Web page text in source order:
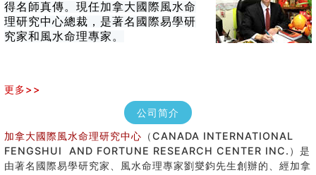
得名師真傳。現任加拿大國際風水命
理研究中心總裁，是著名國際易學研
究家和風水命理專家。
更多>>
公司简介
加拿大國際風水命理研究中心 （CANADA INTERNATIONAL
FENGSHUI AND FORTUNE RESEARCH CENTER INC.）是
由著名國際易學研究家、風水命理專家劉燮鈞先生創辦的、經加拿